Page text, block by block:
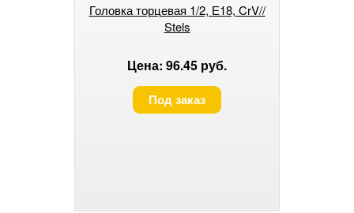
Головка торцевая 1/2, Е18, CrV//
Stels
Цена: 96.45 руб.
Под заказ